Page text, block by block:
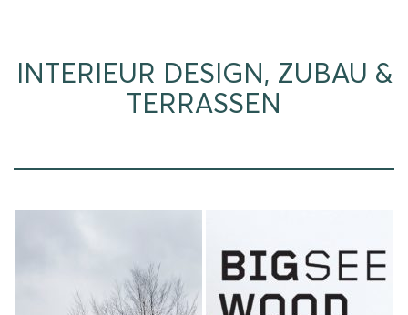
INTERIEUR DESIGN, ZUBAU &
TERRASSEN